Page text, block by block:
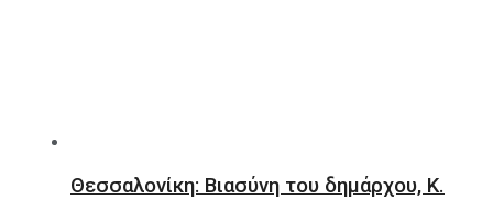
Θεσσαλονίκη: Βιασύνη του δημάρχου, Κ.